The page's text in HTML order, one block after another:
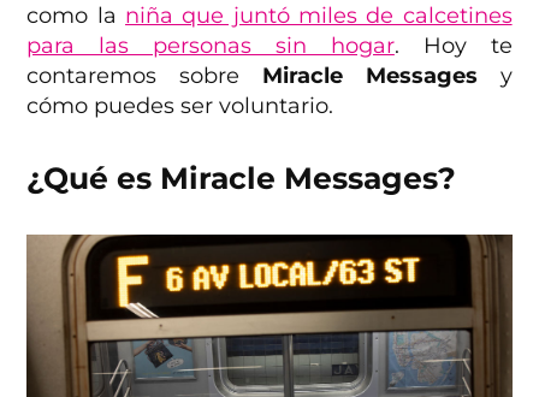
como la niña que juntó miles de calcetines
para las personas sin hogar. Hoy te
contaremos sobre Miracle Messages y
cómo puedes ser voluntario.
¿Qué es Miracle Messages?